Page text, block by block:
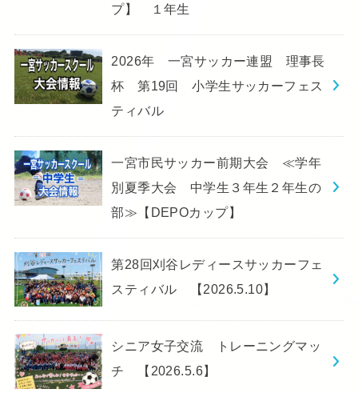
プ】 １年生
2026年 一宮サッカー連盟 理事長
杯 第19回 小学生サッカーフェス
ティバル
一宮市民サッカー前期大会 ≪学年
別夏季大会 中学生３年生２年生の
部≫【DEPOカップ】
第28回刈谷レディースサッカーフェ
スティバル 【2026.5.10】
シニア女子交流 トレーニングマッ
チ 【2026.5.6】